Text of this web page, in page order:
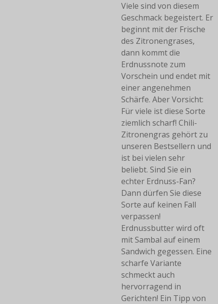
Viele sind von diesem
Geschmack begeistert. Er
beginnt mit der Frische
des Zitronengrases,
dann kommt die
Erdnussnote zum
Vorschein und endet mit
einer angenehmen
Schärfe. Aber Vorsicht:
Für viele ist diese Sorte
ziemlich scharf! Chili-
Zitronengras gehört zu
unseren Bestsellern und
ist bei vielen sehr
beliebt. Sind Sie ein
echter Erdnuss-Fan?
Dann dürfen Sie diese
Sorte auf keinen Fall
verpassen!
Erdnussbutter wird oft
mit Sambal auf einem
Sandwich gegessen. Eine
scharfe Variante
schmeckt auch
hervorragend in
Gerichten! Ein Tipp von